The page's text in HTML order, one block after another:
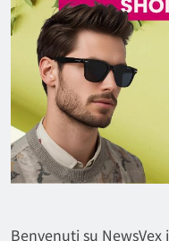
Benvenuti su